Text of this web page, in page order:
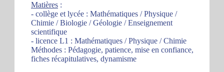
Matières :
- collège et lycée : Mathématiques / Physique /
Chimie / Biologie / Géologie / Enseignement
scientifique
- licence L1 : Mathématiques / Physique / Chimie
Méthodes : Pédagogie, patience, mise en confiance,
fiches récapitulatives, dynamisme